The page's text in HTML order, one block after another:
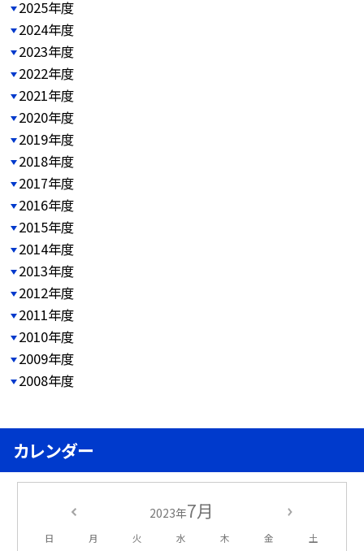
2025年度
2024年度
2023年度
2022年度
2021年度
2020年度
2019年度
2018年度
2017年度
2016年度
2015年度
2014年度
2013年度
2012年度
2011年度
2010年度
2009年度
2008年度
カレンダー
2023年7月
日 月 火 水 木 金 土